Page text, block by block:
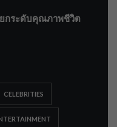
กระดับคุณภาพชีวิต
CELEBRITIES